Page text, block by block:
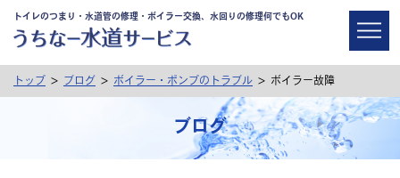
トイレのつまり・水道管の修理・ボイラー交換、水回りの修理何でもOK
トップ > ブログ > ボイラー・ポンプのトラブル > ボイラー故障
ブログ